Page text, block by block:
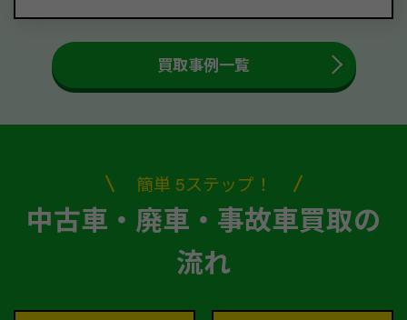
買取事例一覧
簡単 5ステップ！
中古車・廃車・事故車買取の
流れ